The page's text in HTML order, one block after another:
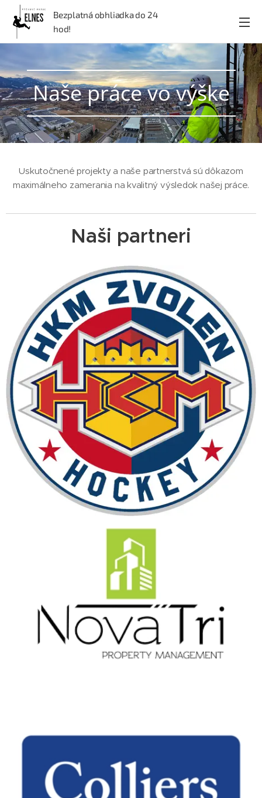
Bezplatná obhliadka do 24
hod!
Naše práce vo výške
Uskutočnené projekty a naše partnerstvá sú dôkazom
maximálneho zamerania na kvalitný výsledok našej práce.
Naši partneri